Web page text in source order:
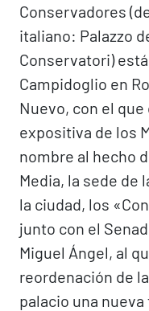
Conservadores
italiano: Palazzo
Conservatori)
Campidoglio en
Nuevo, con el
expositiva de los
nombre al hecho
Media, la sede de
la ciudad, los
junto con el
Miguel Ángel, al
reordenación de
palacio una